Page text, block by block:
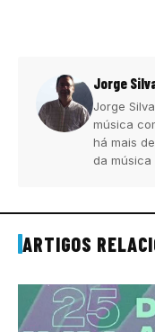
Jorge
Jorge
música
há mais
da
ARTIGOS